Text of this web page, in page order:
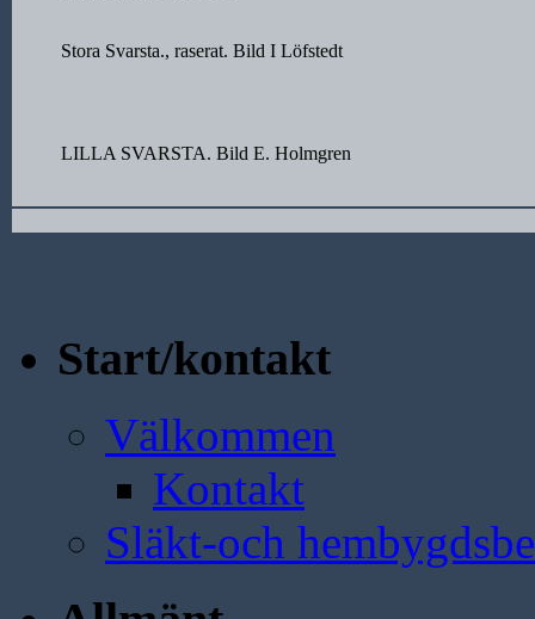
Stora Svarsta., raserat. Bild I Löfstedt
LILLA SVARSTA. Bild E. Holmgren
Start/kontakt
Välkommen
Kontakt
Släkt-och